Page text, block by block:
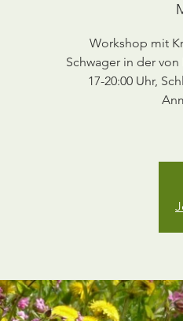
Workshop mit
Schwager in der
17-20:00 Uhr,